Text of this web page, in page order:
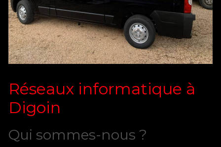
Réseaux informatique à
Digoin
Qui sommes-nous ?